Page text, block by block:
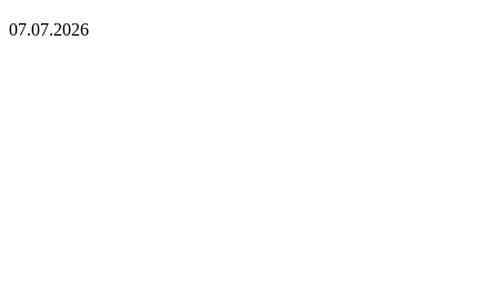
07.07.2026